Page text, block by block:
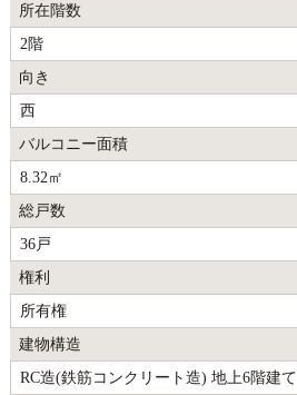
所在階数
2階
向き
西
バルコニー面積
8.32㎡
総戸数
36戸
権利
所有権
建物構造
RC造(鉄筋コンクリート造) 地上6階建て